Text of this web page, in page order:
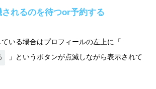
れるのを待つor予約する
いる場合はプロフィールの左上に「
」というボタンが点滅しながら表示されて